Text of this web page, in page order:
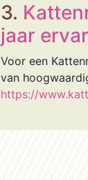
3.
jaar
Voor een
van
https://